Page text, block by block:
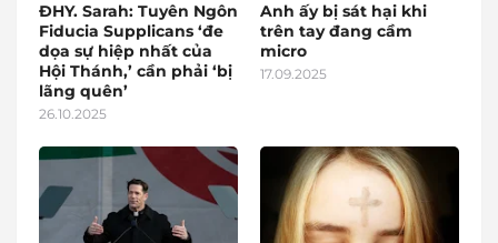
ĐHY. Sarah: Tuyên Ngôn
Fiducia Supplicans ‘đe
dọa sự hiệp nhất của
Hội Thánh,’ cần phải ‘bị
lãng quên’
26.10.2025
Anh ấy bị sát hại khi
trên tay đang cầm
micro
17.09.2025